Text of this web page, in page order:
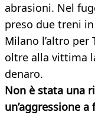
abrasioni. Nel
preso due treni
Milano l’altro
oltre alla vittima
denaro.
Non è stata una
un’aggressione a